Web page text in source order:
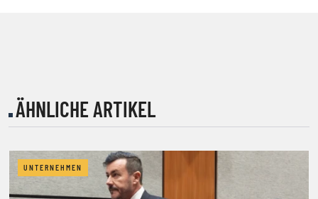
ÄHNLICHE ARTIKEL
UNTERNEHMEN